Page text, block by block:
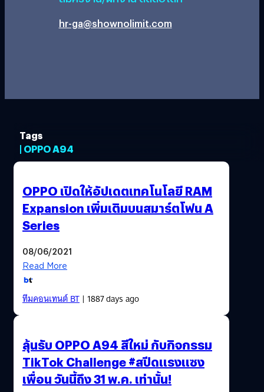
hr-ga@shownolimit.com
Tags
| OPPO A94
OPPO เปิดให้อัปเดตเทคโนโลยี RAM
Expansion เพิ่มเติมบนสมาร์ตโฟน A
Series
08/06/2021
Read More
ทีมคอนเทนต์ BT| 1887 days ago
ลุ้นรับ OPPO A94 สีใหม่ กับกิจกรรม
TikTok Challenge #สปีดแรงแซง
เพื่อน วันนี้ถึง 31 พ.ค. เท่านั้น!